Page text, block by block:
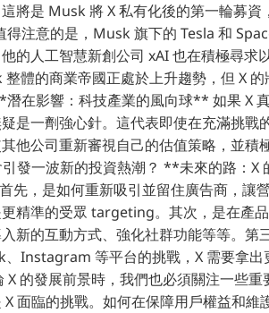
將是 Musk 將 X 私有化後的第一輪募資
注意的是，Musk 旗下的 Tesla 和
的人工智慧新創公司 xAI 也在積極尋求
體的商業帝國正處於上升趨勢，但 X
在影響：科技產業的風向球** 如果 X
是一劑強心針。這代表即使在充滿挑戰
他公司重新審視自己的估值策略，並積
發一波新的投資熱潮？ **未來的路：X
先，是如何重新吸引並留住廣告商，讓營
精準的受眾 targeting。其次，是在產
新的互動方式、強化社群功能等等。第
Instagram 等平台的挑戰，X 需要拿
的發展前景時，我們也必須關注一些重
面臨的挑戰。如何在保障用戶權益和維